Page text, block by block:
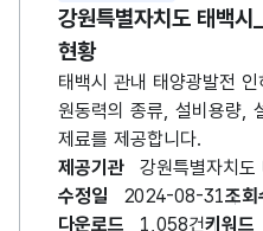
강원특별자치도 태백시
현황
태백시 관내 태양광발전
원동력의 종류, 설비용량,
제료를 제공합니다.
제공기관
강원특별자치도
수정일
2024-08-31조회
다운로드
1,058건키워드